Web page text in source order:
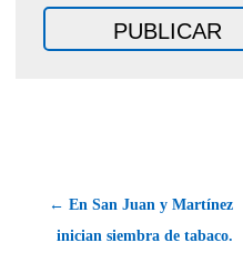
← En San Juan y Martínez
inician siembra de tabaco.